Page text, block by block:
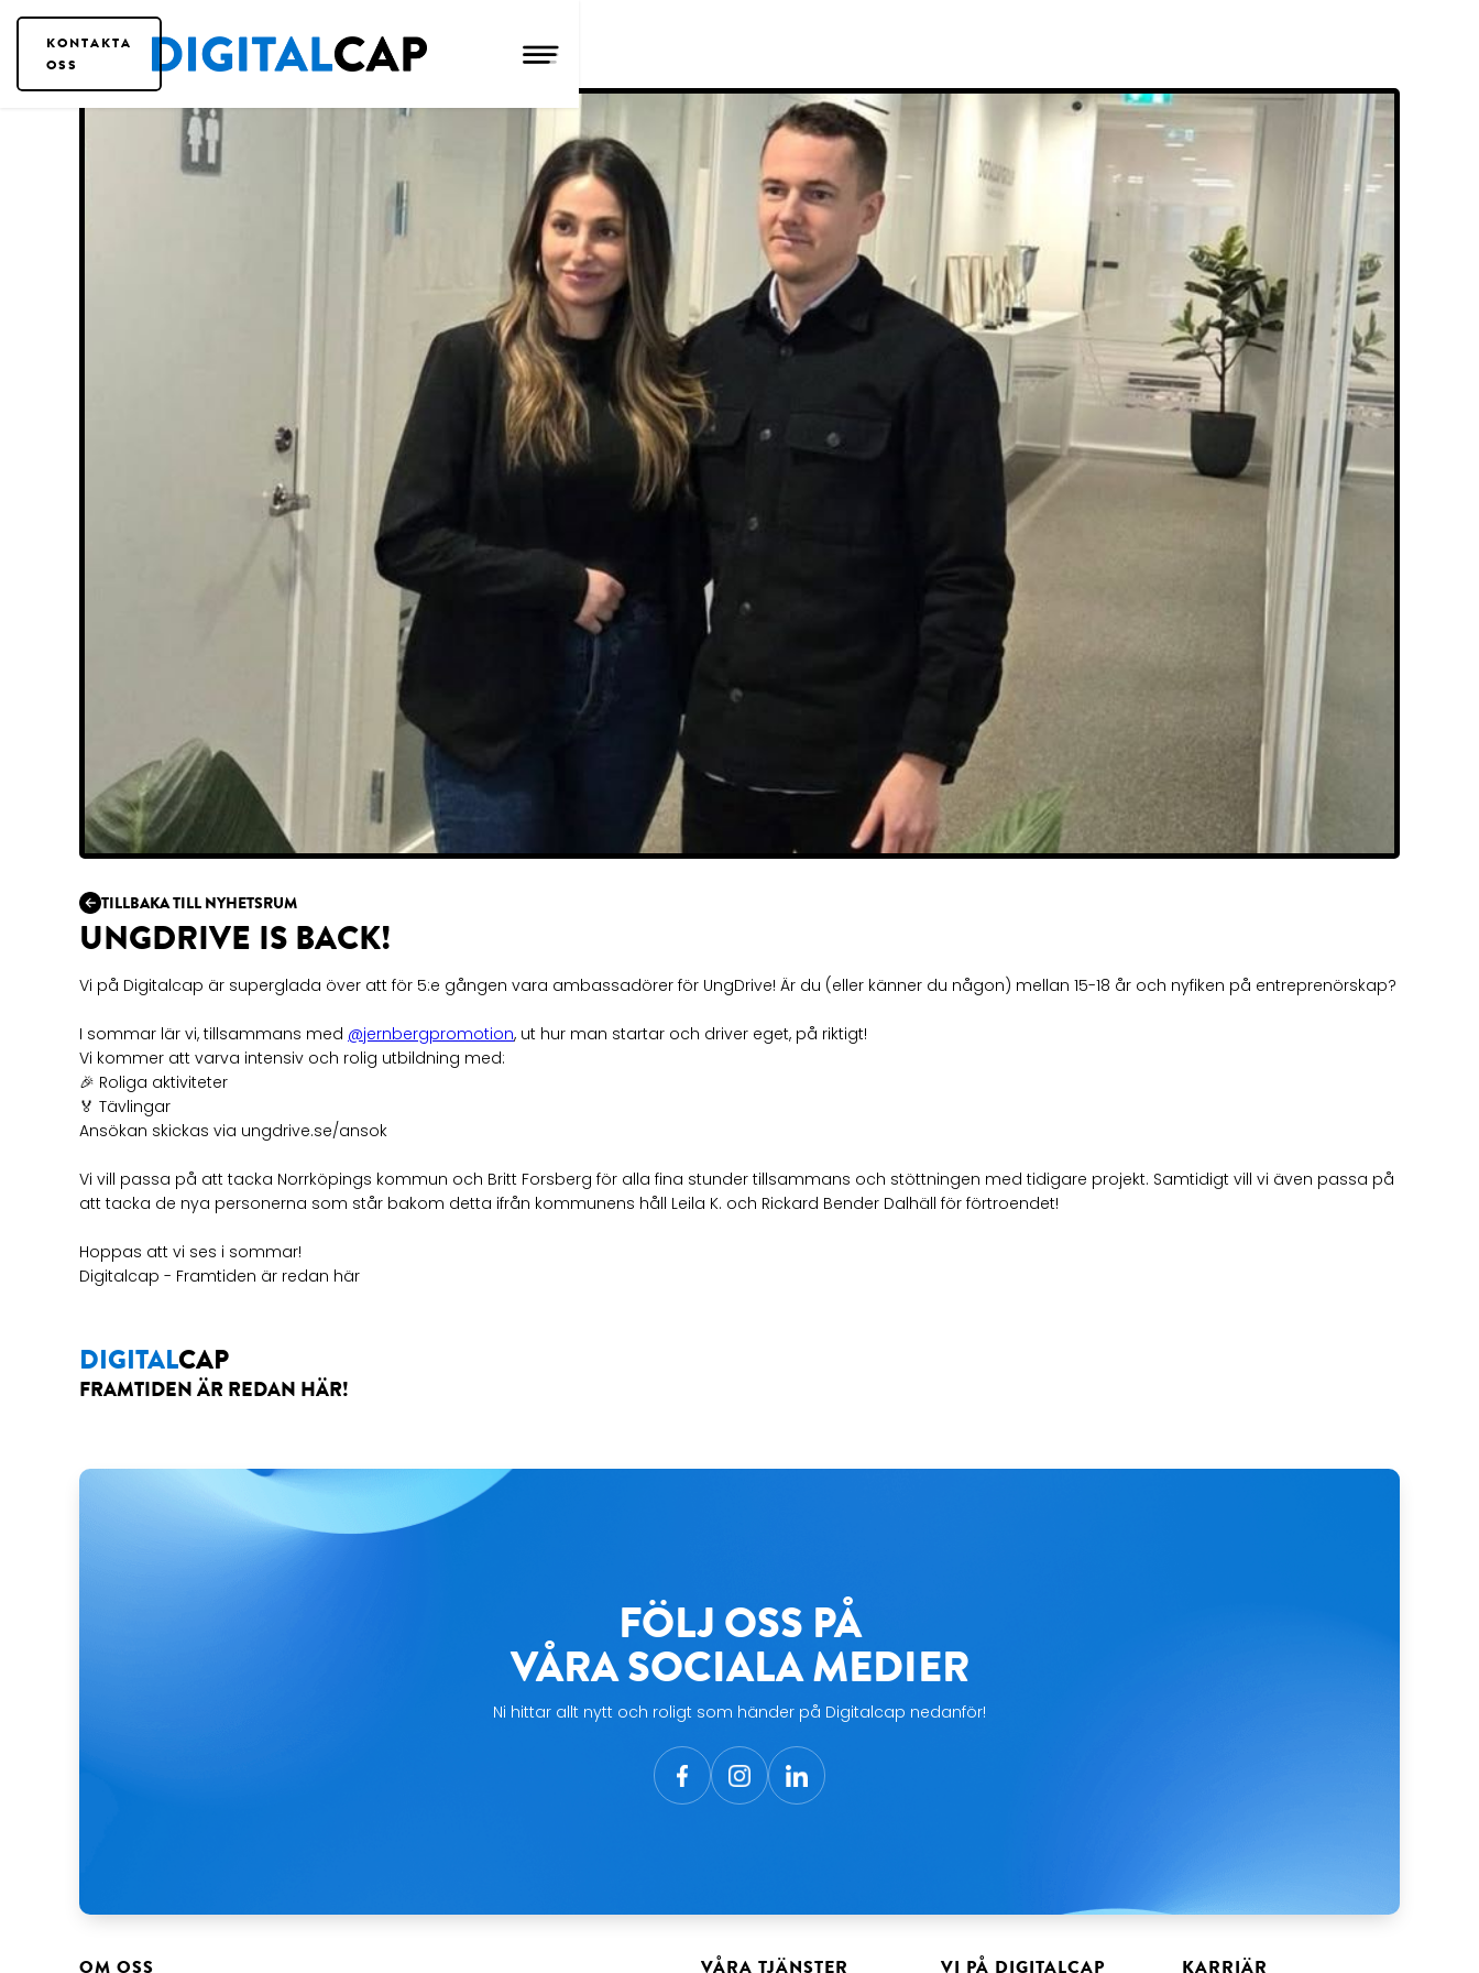
KONTAKTA
OSS
TILLBAKA TILL NYHETSRUM
UNGDRIVE IS BACK!
Vi på Digitalcap är superglada över att för 5:e gången vara ambassadörer för UngDrive! Är du (eller känner du någon) mellan 15-18 år och nyfiken på entreprenörskap?
I sommar lär vi, tillsammans med @jernbergpromotion, ut hur man startar och driver eget, på riktigt!
Vi kommer att varva intensiv och rolig utbildning med:
🎉 Roliga aktiviteter
🏅 Tävlingar
Ansökan skickas via ungdrive.se/ansok
Vi vill passa på att tacka Norrköpings kommun och Britt Forsberg för alla fina stunder tillsammans och stöttningen med tidigare projekt. Samtidigt vill vi även passa på
att tacka de nya personerna som står bakom detta ifrån kommunens håll Leila K. och Rickard Bender Dalhäll för förtroendet!
Hoppas att vi ses i sommar!
Digitalcap - Framtiden är redan här
DIGITALCAP
FRAMTIDEN ÄR REDAN HÄR!
FÖLJ OSS PÅ
VÅRA SOCIALA MEDIER
Ni hittar allt nytt och roligt som händer på Digitalcap nedanför!
OM OSS VÅRA TJÄNSTER VI PÅ DIGITALCAP KARRIÄR